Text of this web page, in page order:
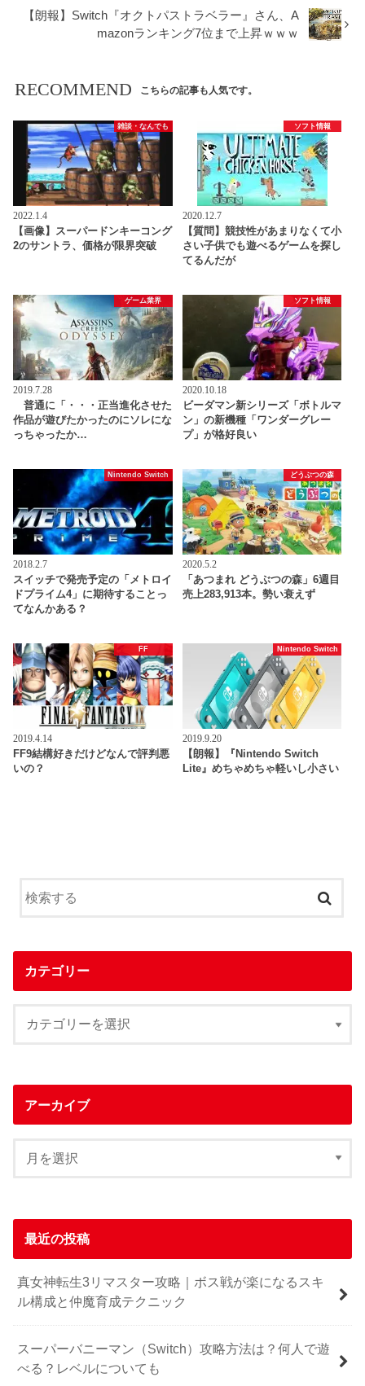
【朗報】Switch『オクトパストラベラー』さん、A
mazonランキング7位まで上昇ｗｗｗ
RECOMMEND こちらの記事も人気です。
雑談・なんでも
2022.1.4
【画像】スーパードンキーコング
2のサントラ、価格が限界突破
ソフト情報
2020.12.7
【質問】競技性があまりなくて小
さい子供でも遊べるゲームを探し
てるんだが
ゲーム業界
2019.7.28
普通に「・・・正当進化させた
作品が遊びたかったのにソレにな
っちゃったか…
ソフト情報
2020.10.18
ビーダマン新シリーズ「ボトルマ
ン」の新機種「ワンダーグレー
プ」が格好良い
Nintendo Switch
2018.2.7
スイッチで発売予定の「メトロイ
ドプライム4」に期待することっ
てなんかある？
どうぶつの森
2020.5.2
「あつまれ どうぶつの森」6週目
売上283,913本。勢い衰えず
FF
2019.4.14
FF9結構好きだけどなんで評判悪
いの？
Nintendo Switch
2019.9.20
【朗報】『Nintendo Switch
Lite』めちゃめちゃ軽いし小さい
カテゴリー
アーカイブ
最近の投稿
真女神転生3リマスター攻略｜ボス戦が楽になるスキ
ル構成と仲魔育成テクニック
スーパーバニーマン（Switch）攻略方法は？何人で遊
べる？レベルについても